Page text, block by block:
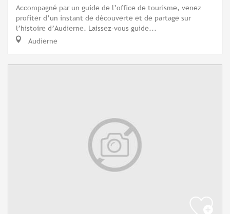
Accompagné par un guide de l’office de tourisme, venez
profiter d’un instant de découverte et de partage sur
l’histoire d’Audierne. Laissez-vous guide...
Audierne